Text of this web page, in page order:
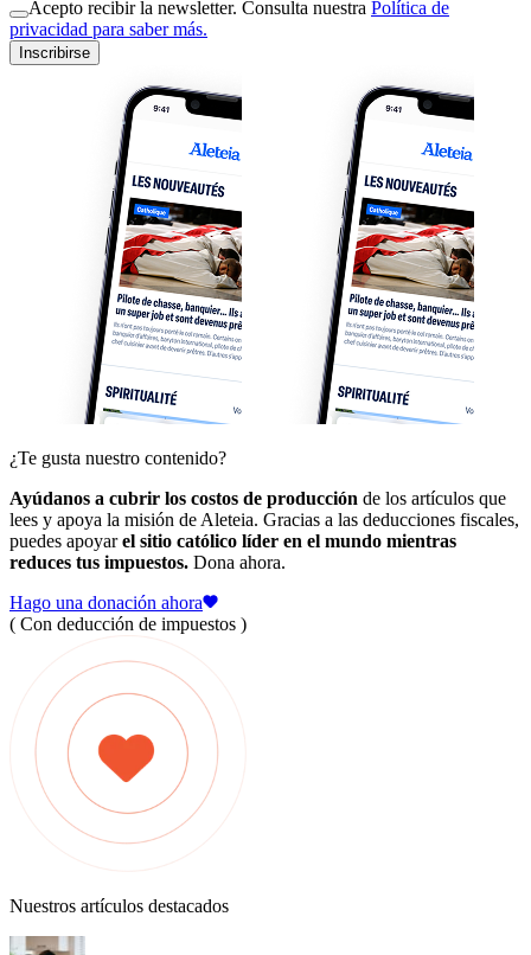
Acepto recibir la newsletter. Consulta nuestra Política de
privacidad para saber más.
Inscribirse
¿Te gusta nuestro contenido?
Ayúdanos a cubrir los costos de producción de los artículos que
lees y apoya la misión de Aleteia. Gracias a las deducciones fiscales,
puedes apoyarel sitio católico líder en el mundo mientras
reduces tus impuestos. Dona ahora.
Hago una donación ahora
( Con deducción de impuestos )
Nuestros artículos destacados